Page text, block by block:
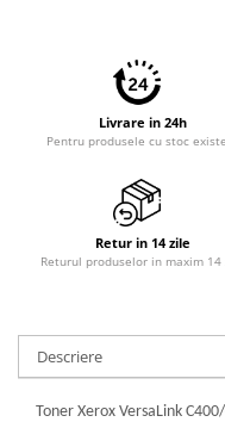
Laptopuri gaming
Ultrabookuri
Laptop-uri 2 in 1
Piese si accesorii
Accesorii Printing
Desktop PC
PC Office
PC Gaming
Livrare in 24h
Pentru produsele cu stoc
Retur in 14 zile
Returul produselor in maxim 14
Descriere
Toner Xerox VersaLink